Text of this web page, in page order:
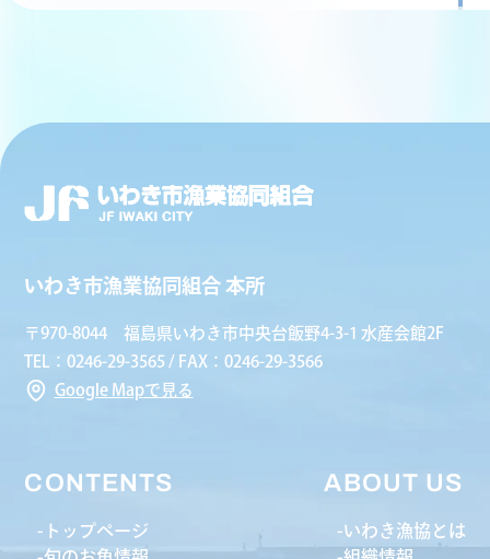
いわき市漁業協同組合 本所
〒970-8044 福島県いわき市中央台飯野4-3-1 水産会館2F
TEL：0246-29-3565 / FAX：0246-29-3566
Google Mapで見る
CONTENTS
トップページ
ABOUT US
いわき漁協とは